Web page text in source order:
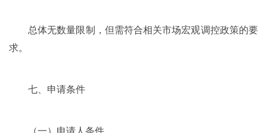
总体无数量限制，但需符合相关市场宏观调控政策的要
求。
七、申请条件